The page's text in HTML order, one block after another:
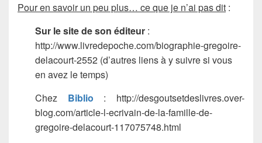
Pour en savoir un peu plus… ce que je n’ai pas dit :
Sur le site de son éditeur :
http://www.livredepoche.com/biographie-gregoire-
delacourt-2552 (d’autres liens à y suivre si vous
en avez le temps)
Chez Biblio : http://desgoutsetdeslivres.over-
blog.com/article-l-ecrivain-de-la-famille-de-
gregoire-delacourt-117075748.html